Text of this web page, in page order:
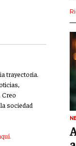
BLOG
trayectoria.
sociedad